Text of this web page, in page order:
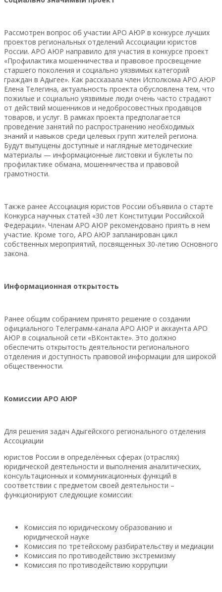
Рассмотрен вопрос об участии АРО АЮР в конкурсе лучших
проектов региональных отделений Ассоциации юристов
России. АРО АЮР направило для участия в конкурсе проект
«Профилактика мошенничества и правовое просвещение
старшего поколения и социально уязвимых категорий
граждан в Адыгее». Как рассказала член Исполкома АРО АЮР
Елена Телегина, актуальность проекта обусловлена тем, что
пожилые и социально уязвимые люди очень часто страдают
от действий мошенников и недобросовестных продавцов
товаров, и услуг. В рамках проекта предполагается
проведение занятий по распространению необходимых
знаний и навыков среди целевых групп жителей региона.
Будут выпущены доступные и наглядные методические
материалы — информационные листовки и буклеты по
профилактике обмана, мошенничества и правовой
грамотности.
Также ранее Ассоциация юристов России объявила о старте
Конкурса научных статей «30 лет Конституции Российской
Федерации». Членам АРО АЮР рекомендовано приять в нем
участие. Кроме того, АРО АЮР запланирован цикл
собственных мероприятий, посвященных 30-летию Основного
закона.
Информационная открытость
Ранее общим собранием принято решение о создании
официального Телеграмм-канала АРО АЮР и аккаунта АРО
АЮР в социальной сети «ВКонтакте». Это должно
обеспечить открытость деятельности регионального
отделения и доступность правовой информации для широкой
общественности.
Комиссии АРО АЮР
Для решения задач Адыгейского регионального отделения
Ассоциации
юристов России в определённых сферах (отраслях)
юридической деятельности и выполнения аналитических,
консультационных и коммуникационных функций в
соответствии с предметом своей деятельности –
функционируют следующие комиссии:
Комиссия по юридическому образованию и
юридической науке
Комиссия по третейскому разбирательству и медиации
Комиссия по противодействию экстремизму
Комиссия по противодействию коррупции